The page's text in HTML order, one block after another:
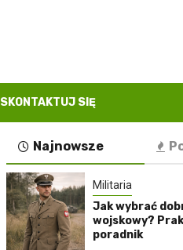
SKONTAKTUJ SIĘ
Najnowsze
Militaria
Jak wybrać
wojskowy?
poradnik